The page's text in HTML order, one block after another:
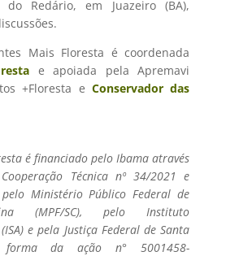
do Redário, em Juazeiro (BA),
Mais Floresta é coordenada
e apoiada pela Apremavi
+Floresta e Conservador das
é financiado pelo Ibama através
Técnica nº 34/2021 e
pelo Ministério Público Federal de
(MPF/SC), pelo Instituto
e pela Justiça Federal de Santa
forma da ação n° 5001458-